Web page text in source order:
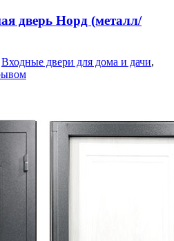
дверь Норд (металл/
Входные двери для дома и дачи,